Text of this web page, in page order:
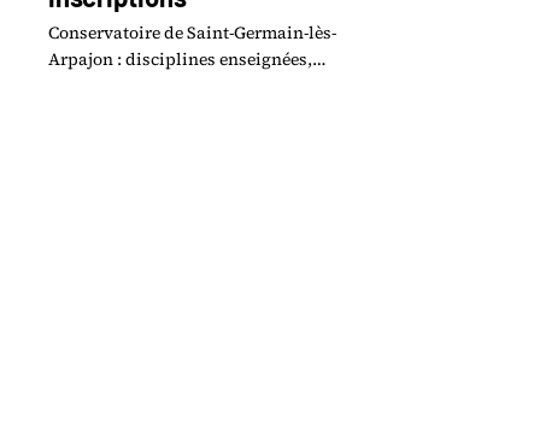
Conservatoire de Saint-Germain-lès-
Arpajon : disciplines enseignées,